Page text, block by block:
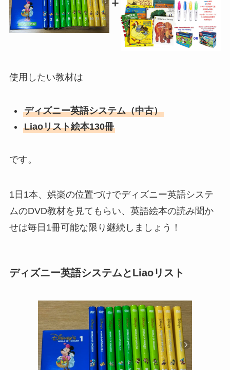
＋
使用したい教材は
ディズニー英語システム（中古）
Liaoリスト絵本130冊
です。
1日1本、娯楽の位置づけでディズニー英語システ
ムのDVD教材を見てもらい、英語絵本の読み聞か
せは毎日1冊可能な限り継続しましょう！
ディズニー英語システムとLiaoリスト